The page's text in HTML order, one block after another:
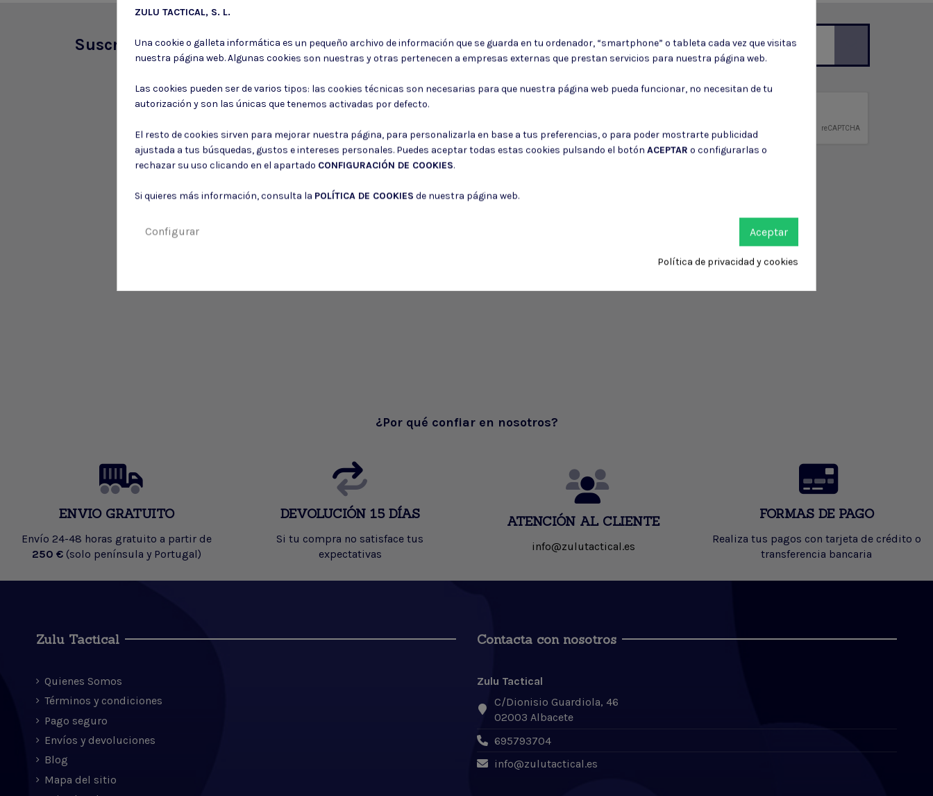
Suscríbete a nuestro boletín
Consiento el uso de mis datos para los fines indicados en la
¿Por qué confiar en nosotros?
ENVIO GRATUITO
Envío 24-48 horas gratuito a partir de
250 € (solo península y Portugal)
DEVOLUCIÓN 15 DÍAS
Si tu compra no satisface tus
expectativas
ATENCIÓN AL CLIENTE
info@zulutactical.es
FORMAS DE PAGO
Realiza tus pagos con tarjeta de crédito o
transferencia bancaria
Zulu Tactical
Quienes Somos
Términos y condiciones
Pago seguro
Envíos y devoluciones
Blog
Mapa del sitio
Contacta con nosotros
Zulu Tactical
C/Dionisio Guardiola, 46
02003 Albacete
695793704
info@zulutactical.es
ZULU TACTICAL, S. L.
Una cookie o galleta informática es un pequeño archivo de información que se guarda en tu ordenador, “smartphone” o tableta cada vez que visitas
nuestra página web. Algunas cookies son nuestras y otras pertenecen a empresas externas que prestan servicios para nuestra página web.
Las cookies pueden ser de varios tipos: las cookies técnicas son necesarias para que nuestra página web pueda funcionar, no necesitan de tu
autorización y son las únicas que tenemos activadas por defecto.
El resto de cookies sirven para mejorar nuestra página, para personalizarla en base a tus preferencias, o para poder mostrarte publicidad
ajustada a tus búsquedas, gustos e intereses personales. Puedes aceptar todas estas cookies pulsando el botón ACEPTAR o configurarlas o
rechazar su uso clicando en el apartado CONFIGURACIÓN DE COOKIES.
Si quieres más información, consulta la POLÍTICA DE COOKIES de nuestra página web.
Aceptar
Configurar
Política de privacidad y cookies